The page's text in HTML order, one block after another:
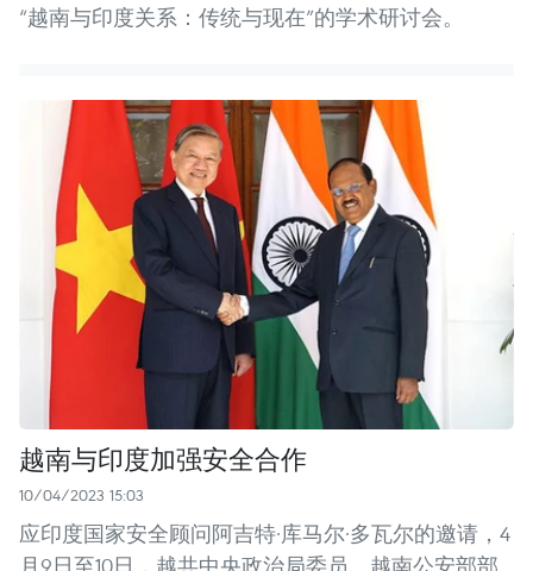
“越南与印度关系：传统与现在”的学术研讨会。
越南与印度加强安全合作
10/04/2023 15:03
应印度国家安全顾问阿吉特·库马尔·多瓦尔的邀请，4